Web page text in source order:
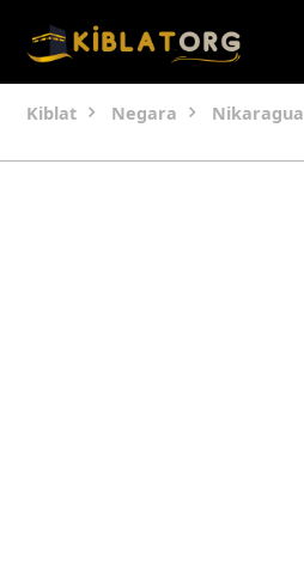
Kiblat Negara Nikaragua